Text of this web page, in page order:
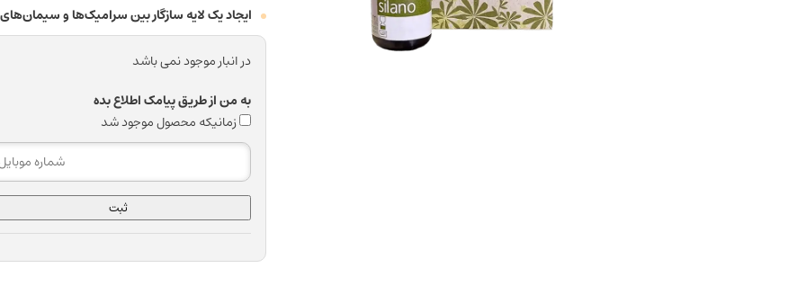
ایجاد یک لایه سازگار بین سرامیک‌ها و
در انبار موجود نمی باشد
به من از طریق پیامک اطلاع بده
زمانیکه محصول موجود شد
ثبت